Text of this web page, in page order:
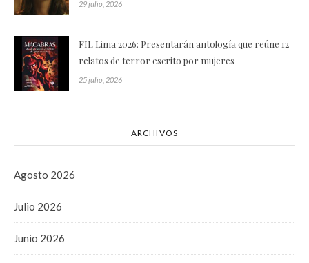
29 julio, 2026
FIL Lima 2026: Presentarán antología que reúne 12
relatos de terror escrito por mujeres
25 julio, 2026
ARCHIVOS
Agosto 2026
Julio 2026
Junio 2026